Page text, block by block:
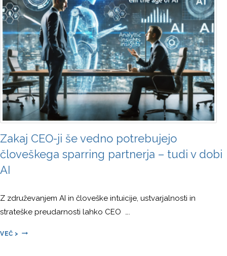
B
A
E
S
T
R
A
T
E
Š
K
P
R
K
T
Zakaj CEO-ji še vedno potrebujejo
človeškega sparring partnerja – tudi v dobi
AI
Z združevanjem AI in človeške intuicije, ustvarjalnosti in
strateške preudarnosti lahko CEO ….
VEČ > Z